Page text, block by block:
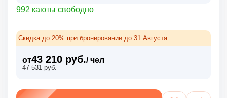
992 каюты свободно
Скидка до 20% при бронировании до 31 Августа
от43 210 руб./ чел
47 531 руб.